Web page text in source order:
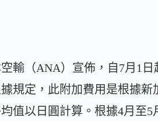
輸（ANA）宣佈，自7月1
規定，此附加費用是根據
值以日圓計算。根據4月至